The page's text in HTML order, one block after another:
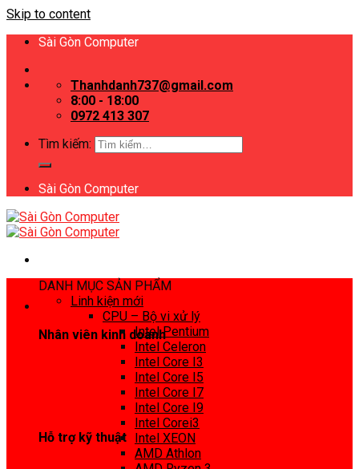
Skip to content
Sài Gòn Computer
Thanhdanh737@gmail.com
8:00 - 18:00
0972 413 307
Tìm kiếm:
Sài Gòn Computer
Nhân viên kinh doanh
Hỗ trợ kỹ thuật
DANH MỤC SẢN PHẨM
Linh kiện mới
CPU – Bộ vi xử lý
Intel Pentium
Intel Celeron
Intel Core I3
Intel Core I5
Intel Core I7
Intel Core I9
Intel Corei3
Intel XEON
AMD Athlon